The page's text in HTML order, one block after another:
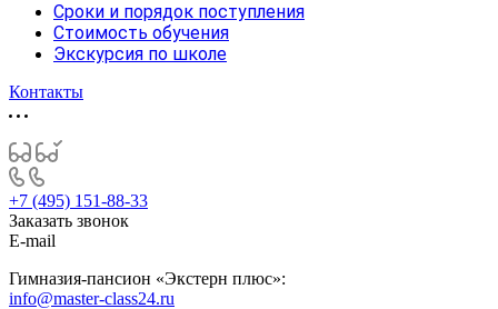
Сроки и порядок поступления
Стоимость обучения
Экскурсия по школе
Контакты
+7 (495) 151-88-33
Заказать звонок
E-mail
Гимназия-пансион «Экстерн плюс»:
info@master-class24.ru